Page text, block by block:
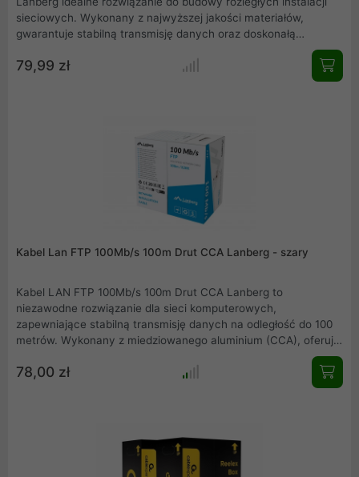
sieciowych. Wykonany z najwyższej jakości materiałów,
gwarantuje stabilną transmisję danych oraz doskonałą
patchcordów o maksymalnej długości 10 m, łączy zalety miedzi
79,99 zł
Kabel Lan FTP 100Mb/s 100m Drut CCA Lanberg - szary
Kabel LAN FTP 100Mb/s 100m Drut CCA Lanberg to
niezawodne rozwiązanie dla sieci komputerowych,
zapewniające stabilną transmisję danych na odległość do 100
metrów. Wykonany z miedziowanego aluminium (CCA), oferuje
Ekranowanie typu F/UTP chroni przed zakłóceniami
elektromagnetycznymi, co jest kluczowe w środowiskach o
78,00 zł